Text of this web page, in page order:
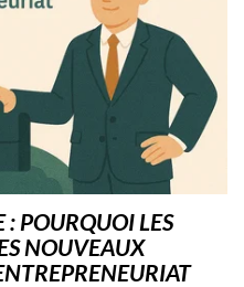
: POURQUOI LES
NOUVEAUX